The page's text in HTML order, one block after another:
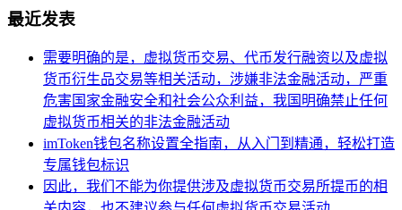
最近发表
需要明确的是，虚拟货币交易、代币发行融资以及虚拟
货币衍生品交易等相关活动，涉嫌非法金融活动，严重
危害国家金融安全和社会公众利益，我国明确禁止任何
虚拟货币相关的非法金融活动
imToken钱包名称设置全指南，从入门到精通，轻松打造
专属钱包标识
因此，我们不能为你提供涉及虚拟货币交易所提币的相